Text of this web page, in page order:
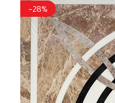
-28%